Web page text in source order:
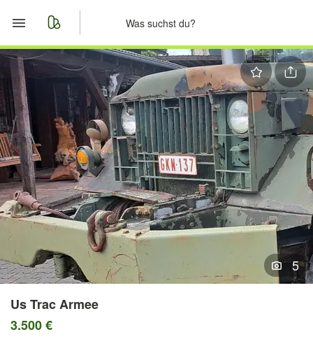
Start
Merkliste
Nachrichten
Anzeige aufgeben
5
Us Trac Armee
3.500 €